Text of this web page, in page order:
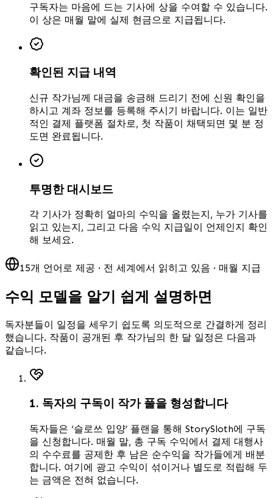
구독자는 마음에 드는 기사에 상을 수여할 수 있습니다.
이 상은 매월 말에 실제 현금으로 지급됩니다.
확인된 지급 내역
신규 작가님께 대금을 송금해 드리기 전에 신원 확인을
하시고 계좌 정보를 등록해 주시기 바랍니다. 이는 일반
적인 결제 플랫폼 절차로, 첫 작품이 채택되면 몇 분 정
도면 완료됩니다.
투명한 대시보드
각 기사가 정확히 얼마의 수익을 올렸는지, 누가 기사를
읽고 있는지, 그리고 다음 수익 지급일이 언제인지 확인
해 보세요.
15개 언어로 제공 · 전 세계에서 읽히고 있음 · 매월 지급
수익 모델을 알기 쉽게 설명하면
독자분들이 일정을 세우기 쉽도록 의도적으로 간결하게 정리
했습니다. 작품이 공개된 후 작가님의 한 달 일정은 다음과
같습니다.
1. 독자의 구독이 작가 풀을 형성합니다
독자들은 ‘슬로쓰 입양’ 플랜을 통해 StorySloth에 구독
을 신청합니다. 매월 말, 총 구독 수익에서 결제 대행사
의 수수료를 공제한 후 남은 순수익을 작가들에게 배분
합니다. 여기에 광고 수익이 섞이거나 별도로 적립해 두
는 금액은 전혀 없습니다.